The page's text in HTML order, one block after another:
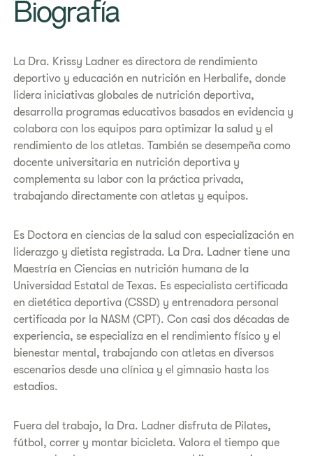
Biografía
La Dra. Krissy Ladner es directora de rendimiento
deportivo y educación en nutrición en Herbalife, donde
lidera iniciativas globales de nutrición deportiva,
desarrolla programas educativos basados en evidencia y
colabora con los equipos para optimizar la salud y el
rendimiento de los atletas. También se desempeña como
docente universitaria en nutrición deportiva y
complementa su labor con la práctica privada,
trabajando directamente con atletas y equipos.
Es Doctora en ciencias de la salud con especialización en
liderazgo y dietista registrada. La Dra. Ladner tiene una
Maestría en Ciencias en nutrición humana de la
Universidad Estatal de Texas. Es especialista certificada
en dietética deportiva (CSSD) y entrenadora personal
certificada por la NASM (CPT). Con casi dos décadas de
experiencia, se especializa en el rendimiento físico y el
bienestar mental, trabajando con atletas en diversos
escenarios desde una clínica y el gimnasio hasta los
estadios.
Fuera del trabajo, la Dra. Ladner disfruta de Pilates,
fútbol, correr y montar bicicleta. Valora el tiempo que